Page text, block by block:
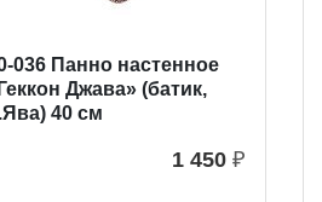
036 Панно настенное
Джава» (батик,
40 см
1 450 ₽